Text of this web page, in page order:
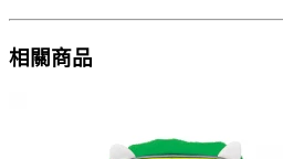
相關商品